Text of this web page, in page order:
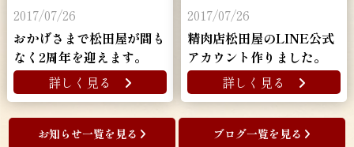
2017/07/26
おかげさまで松田屋が間も
なく2周年を迎えます。
詳しく見る
2017/07/26
精肉店松田屋のLINE公式
アカウント作りました。
詳しく見る
お知らせ一覧を見る ブログ一覧を見る